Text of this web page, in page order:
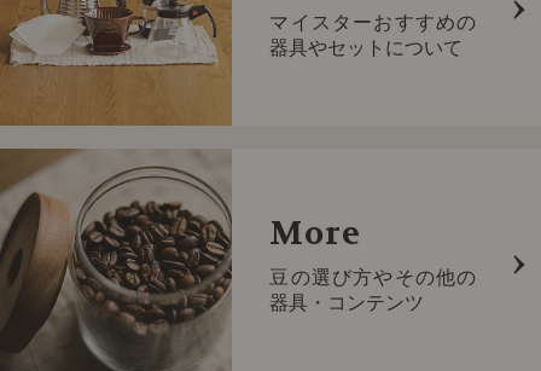
マイスターおすすめの
器具やセットについて
More
豆の選び方やその他の
器具・コンテンツ